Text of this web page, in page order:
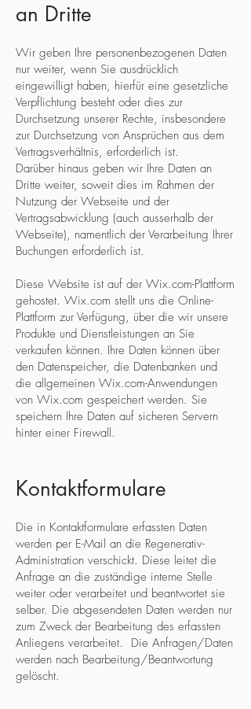
an Dritte
Wir geben Ihre personenbezogenen Daten
nur weiter, wenn Sie ausdrücklich
eingewilligt haben, hierfür eine gesetzliche
Verpflichtung besteht oder dies zur
Durchsetzung unserer Rechte, insbesondere
zur Durchsetzung von Ansprüchen aus dem
Vertragsverhältnis, erforderlich ist.
Darüber hinaus geben wir Ihre Daten an
Dritte weiter, soweit dies im Rahmen der
Nutzung der Webseite und der
Vertragsabwicklung (auch ausserhalb der
Webseite), namentlich der Verarbeitung Ihrer
Buchungen erforderlich ist.
Diese Website ist auf der Wix.com-Plattform
gehostet. Wix.com stellt uns die Online-
Plattform zur Verfügung, über die wir unsere
Produkte und Dienstleistungen an Sie
verkaufen können. Ihre Daten können über
den Datenspeicher, die Datenbanken und
die allgemeinen Wix.com-Anwendungen
von Wix.com gespeichert werden. Sie
speichern Ihre Daten auf sicheren Servern
hinter einer Firewall.
Kontaktformulare
Die in Kontaktformulare erfassten Daten
werden per E-Mail an die Regenerativ-
Administration verschickt. Diese leitet die
Anfrage an die zuständige interne Stelle
weiter oder verarbeitet und beantwortet sie
selber. Die abgesendeten Daten werden nur
zum Zweck der Bearbeitung des erfassten
Anliegens verarbeitet. Die Anfragen/Daten
werden nach Bearbeitung/Beantwortung
gelöscht.